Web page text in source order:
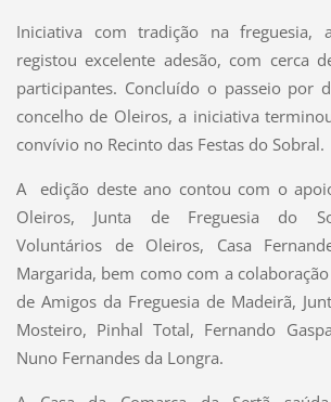
Iniciativa com tradição na freguesia,
registou excelente adesão, com cerca
participantes. Concluído o passeio por
concelho de Oleiros, a iniciativa
convívio no Recinto das Festas do Sobral.
A edição deste ano contou com o
Oleiros, Junta de Freguesia do
Voluntários de Oleiros, Casa
Margarida, bem como com a
de Amigos da Freguesia de Madeirã,
Mosteiro, Pinhal Total, Fernando
Nuno Fernandes da Longra.